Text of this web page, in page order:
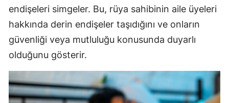
endişeleri simgeler. Bu, rüya sahibinin aile üyeleri
hakkında derin endişeler taşıdığını ve onların
güvenliği veya mutluluğu konusunda duyarlı
olduğunu gösterir.